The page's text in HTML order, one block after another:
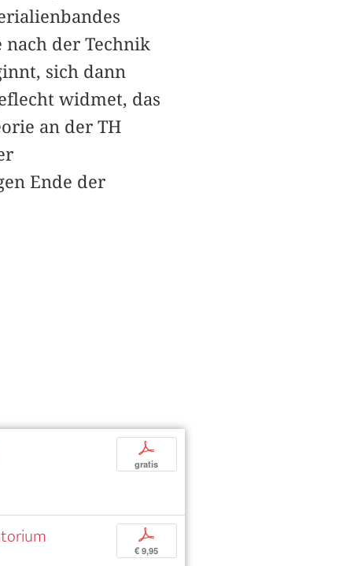
der Technik
sich dann
widmet, das
an der TH
Ende der
p
gratis
p
€ 9,95